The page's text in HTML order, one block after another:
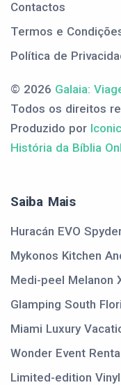
Contactos
Termos e
Política de
© 2026 Galaia:
Todos os direitos
Produzido por
História da Bíblia
Saiba Mais
Huracán EVO
Mykonos Kitchen
Medi-peel Melanon
Glamping South
Miami Luxury
Wonder Event
Limited-edition